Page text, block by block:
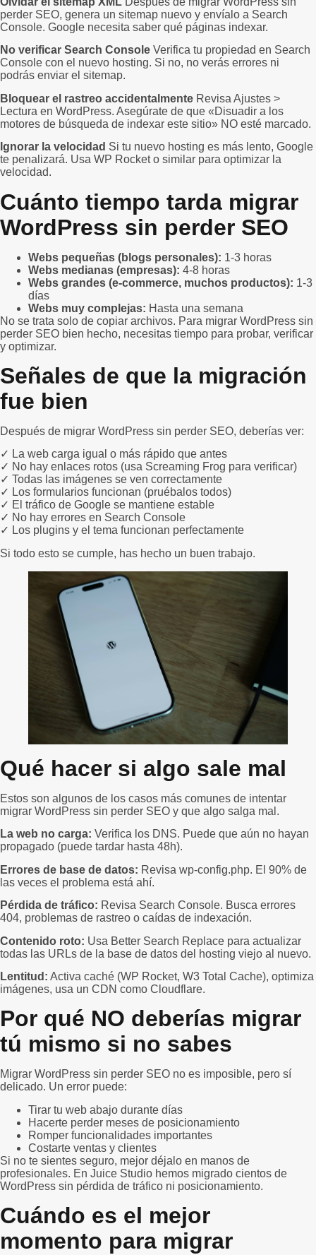
perder SEO, genera un sitemap nuevo y envíalo a Search
Console. Google necesita saber qué páginas indexar.
No verificar Search Console Verifica tu propiedad en Search
Console con el nuevo hosting. Si no, no verás errores ni
podrás enviar el sitemap.
Bloquear el rastreo accidentalmente Revisa Ajustes >
Lectura en WordPress. Asegúrate de que «Disuadir a los
motores de búsqueda de indexar este sitio» NO esté marcado.
Ignorar la velocidad Si tu nuevo hosting es más lento, Google
te penalizará. Usa WP Rocket o similar para optimizar la
velocidad.
Cuánto tiempo tarda migrar
WordPress sin perder SEO
Webs pequeñas (blogs personales): 1-3 horas
Webs medianas (empresas): 4-8 horas
Webs grandes (e-commerce, muchos productos): 1-3
días
Webs muy complejas: Hasta una semana
No se trata solo de copiar archivos. Para migrar WordPress sin
perder SEO bien hecho, necesitas tiempo para probar, verificar
y optimizar.
Señales de que la migración
fue bien
Después de migrar WordPress sin perder SEO, deberías ver:
✓ La web carga igual o más rápido que antes
✓ No hay enlaces rotos (usa Screaming Frog para verificar)
✓ Todas las imágenes se ven correctamente
✓ Los formularios funcionan (pruébalos todos)
✓ El tráfico de Google se mantiene estable
✓ No hay errores en Search Console
✓ Los plugins y el tema funcionan perfectamente
Si todo esto se cumple, has hecho un buen trabajo.
Qué hacer si algo sale mal
Estos son algunos de los casos más comunes de intentar
migrar WordPress sin perder SEO y que algo salga mal.
La web no carga: Verifica los DNS. Puede que aún no hayan
propagado (puede tardar hasta 48h).
Errores de base de datos: Revisa wp-config.php. El 90% de
las veces el problema está ahí.
Pérdida de tráfico: Revisa Search Console. Busca errores
404, problemas de rastreo o caídas de indexación.
Contenido roto: Usa Better Search Replace para actualizar
todas las URLs de la base de datos del hosting viejo al nuevo.
Lentitud: Activa caché (WP Rocket, W3 Total Cache), optimiza
imágenes, usa un CDN como Cloudflare.
Por qué NO deberías migrar
tú mismo si no sabes
Migrar WordPress sin perder SEO no es imposible, pero sí
delicado. Un error puede:
Tirar tu web abajo durante días
Hacerte perder meses de posicionamiento
Romper funcionalidades importantes
Costarte ventas y clientes
Si no te sientes seguro, mejor déjalo en manos de
profesionales. En Juice Studio hemos migrado cientos de
WordPress sin pérdida de tráfico ni posicionamiento.
Cuándo es el mejor
momento para migrar